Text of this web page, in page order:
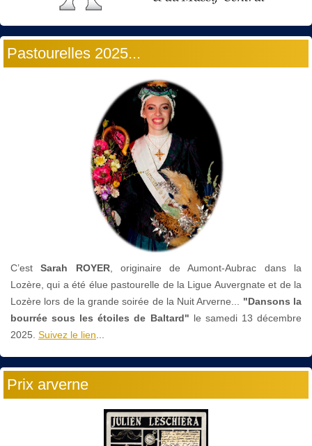
Pastourelles 2025...
C’estSarah ROYER, originaire de Aumont-Aubrac dans la
Lozère, qui a été élue pastourelle de la Ligue Auvergnate et de la
Lozère lors de la grande soirée de la Nuit Arverne... "Dansons la
bourrée sous les étoiles de Baltard" le samedi 13 décembre
2025. Suivez le lien...
Prix arverne